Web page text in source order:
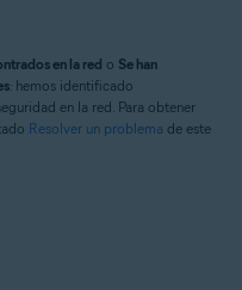
en la red o Se han
: hemos identificado
en la red. Para obtener
Resolver un problema de este